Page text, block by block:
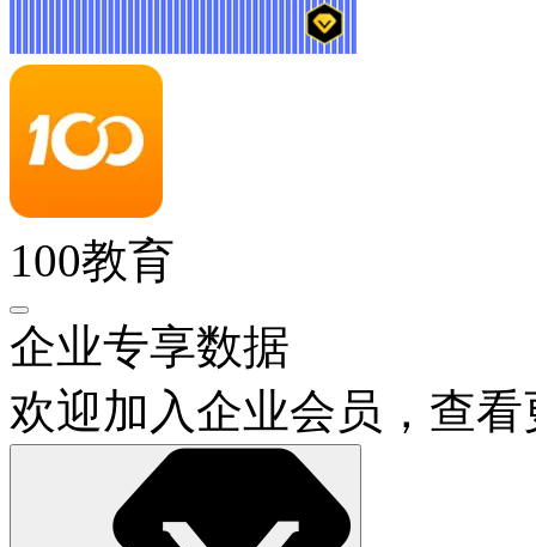
100教育
企业专享数据
欢迎加入企业会员，查